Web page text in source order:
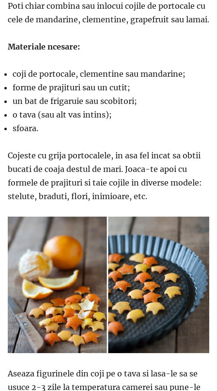
Poti chiar combina sau inlocui cojile de portocale cu
cele de mandarine, clementine, grapefruit sau lamai.
Materiale ncesare:
coji de portocale, clementine sau mandarine;
forme de prajituri sau un cutit;
un bat de frigaruie sau scobitori;
o tava (sau alt vas intins);
sfoara.
Cojeste cu grija portocalele, in asa fel incat sa obtii
bucati de coaja destul de mari. Joaca-te apoi cu
formele de prajituri si taie cojile in diverse modele:
stelute, braduti, flori, inimioare, etc.
Aseaza figurinele din coji pe o tava si lasa-le sa se
usuce 2-3 zile la temperatura camerei sau pune-le